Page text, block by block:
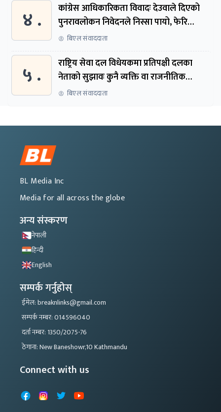
४ .
कांग्रेस आधिकारिकता विवादः देउवाले दिएको
पुनरावलोकन निवेदनले निस्सा पायो, फेरि
सुरुदेखि सुनुवाइ हुने
बिएल संवाददाता
५ .
राष्ट्रिय सेवा दल विधेयकमा प्रतिपक्षी दलका
नेताको सुझावः कुनै व्यक्ति वा राजनीतिक
नेतृत्वबाट निर्देशित हुने संस्था नबनोस्
बिएल संवाददाता
BL Media Inc
Media for all across the globe
अन्य संस्करण
नेपाली
हिन्दी
English
सम्पर्क गर्नुहोस्
ईमेल: breaknlinks@gmail.com
सम्पर्क नम्बर: 014596040
दर्ता नम्बर: 1350/2075-76
ठेगाना: New Baneshowr,10 Kathmandu
Connect with us
FacebookInstagram
X YouTube